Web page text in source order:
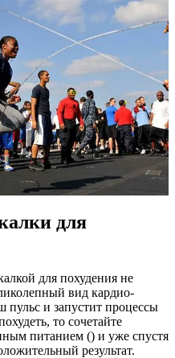
для
для похудения не
вид кардио-
пульс и запустит процессы
то сочетайте
питанием () и уже спустя
результат.